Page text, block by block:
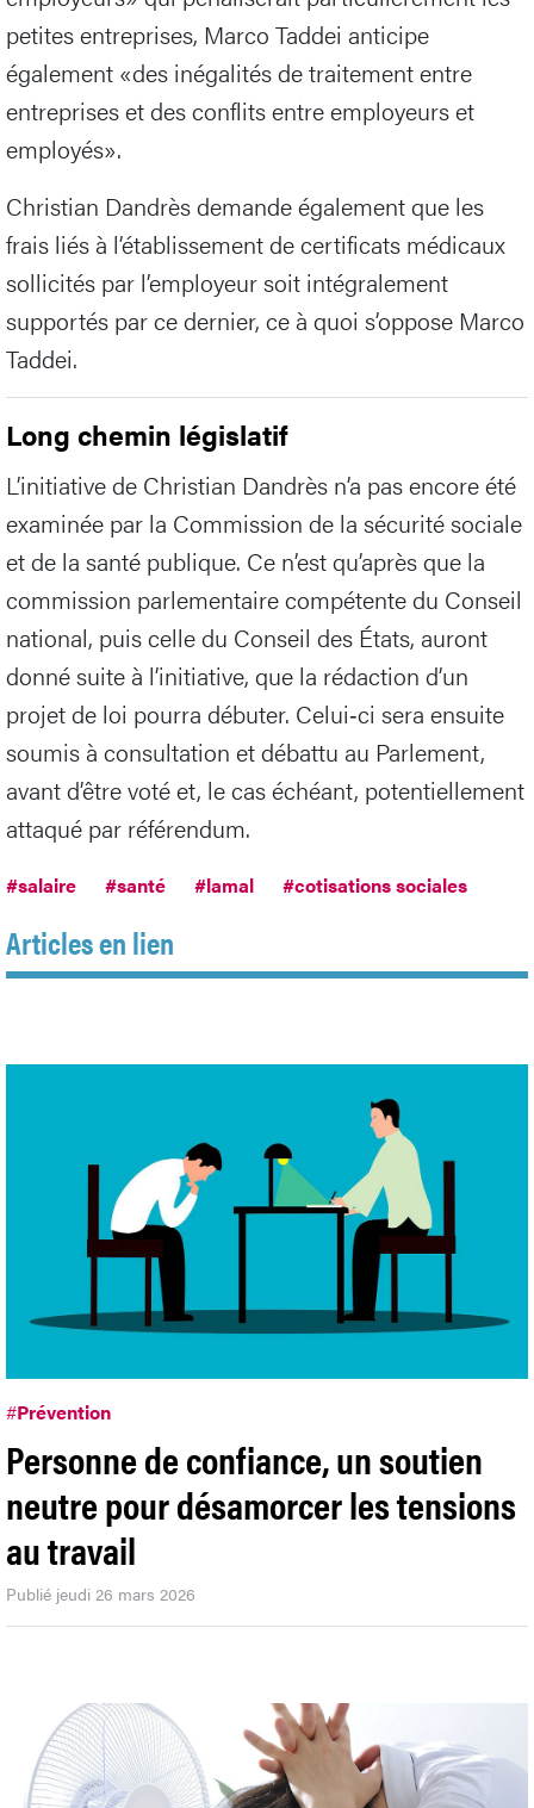
petites entreprises, Marco Taddei anticipe
également «des inégalités de traitement entre
entreprises et des conflits entre employeurs et
employés».
Christian Dandrès demande également que les
frais liés à l’établissement de certificats médicaux
sollicités par l’employeur soit intégralement
supportés par ce dernier, ce à quoi s’oppose Marco
Taddei.
Long chemin législatif
L’initiative de Christian Dandrès n’a pas encore été
examinée par la Commission de la sécurité sociale
et de la santé publique. Ce n’est qu’après que la
commission parlementaire compétente du Conseil
national, puis celle du Conseil des États, auront
donné suite à l’initiative, que la rédaction d’un
projet de loi pourra débuter. Celui‑ci sera ensuite
soumis à consultation et débattu au Parlement,
avant d’être voté et, le cas échéant, potentiellement
attaqué par référendum.
#salaire #santé #lamal #cotisations sociales
Articles en lien
#Prévention
Personne de confiance, un soutien
neutre pour désamorcer les tensions
au travail
Publié jeudi 26 mars 2026